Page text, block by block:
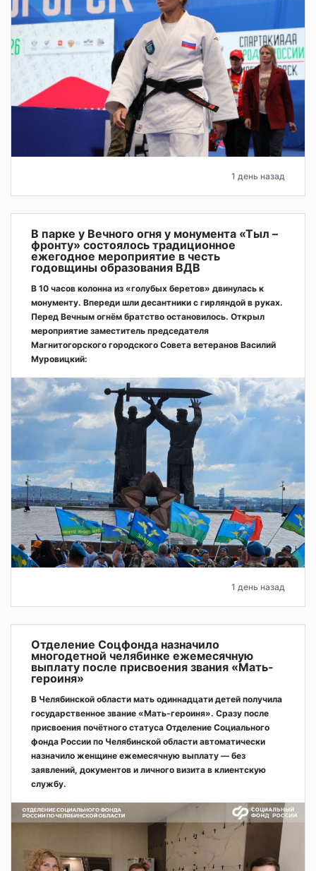
1 день назад
В парке у Вечного огня у монумента «Тыл –
фронту» состоялось традиционное
ежегодное мероприятие в честь
годовщины образования ВДВ
В 10 часов колонна из «голубых беретов» двинулась к
монументу. Впереди шли десантники с гирляндой в руках.
Перед Вечным огнём братство остановилось. Открыл
мероприятие заместитель председателя
Магнитогорского городского Совета ветеранов Василий
Муровицкий:
1 день назад
Отделение Соцфонда назначило
многодетной челябинке ежемесячную
выплату после присвоения звания «Мать-
героиня»
В Челябинской области мать одиннадцати детей получила
государственное звание «Мать-героиня». Сразу после
присвоения почётного статуса Отделение Социального
фонда России по Челябинской области автоматически
назначило женщине ежемесячную выплату — без
заявлений, документов и личного визита в клиентскую
службу.